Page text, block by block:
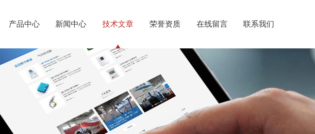
产品中心 新闻中心 技术文章 荣誉资质 在线留言 联系我们